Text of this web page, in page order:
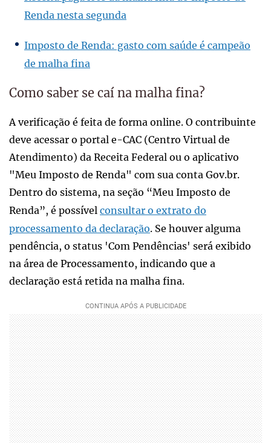
Renda nesta segunda
Imposto de Renda: gasto com saúde é campeão
de malha fina
Como saber se caí na malha fina?
A verificação é feita de forma online. O contribuinte
deve acessar o portal e-CAC (Centro Virtual de
Atendimento) da Receita Federal ou o aplicativo
"Meu Imposto de Renda" com sua conta Gov.br.
Dentro do sistema, na seção “Meu Imposto de
Renda”, é possível consultar o extrato do
processamento da declaração. Se houver alguma
pendência, o status 'Com Pendências' será exibido
na área de Processamento, indicando que a
declaração está retida na malha fina.